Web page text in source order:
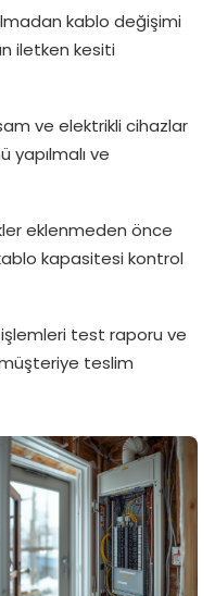
kablo değişimi
iletken kesiti
ve elektrikli cihazlar
ve
eklenmeden önce
kapasitesi kontrol
test raporu ve
teslim